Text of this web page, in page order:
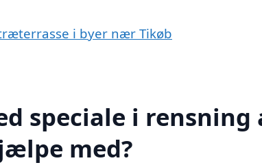
i byer nær Tikøb
speciale i rensning
med?